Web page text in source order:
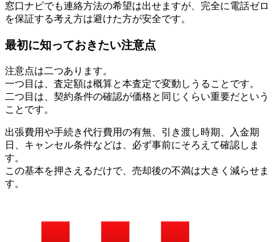
窓口ナビでも連絡方法の希望は出せますが、完全に電話ゼロ
を保証する考え方は避けた方が安全です。
最初に知っておきたい注意点
注意点は二つあります。
一つ目は、査定額は概算と本査定で変動しうることです。
二つ目は、契約条件の確認が価格と同じくらい重要だという
ことです。
出張費用や手続き代行費用の有無、引き渡し時期、入金期
日、キャンセル条件などは、必ず事前にそろえて確認しま
す。
この基本を押さえるだけで、売却後の不満は大きく減らせま
す。